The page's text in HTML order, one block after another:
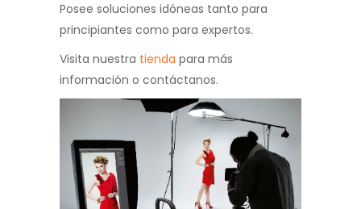
Posee soluciones idóneas tanto para
principiantes como para expertos.
Visita nuestra tienda para más
información o contáctanos.